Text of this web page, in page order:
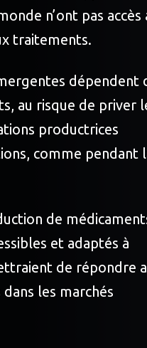
n’ont pas accès
traitements.
dépendent
au risque de priver
productrices
comme pendant
de
et adaptés à
de répondre
les marchés